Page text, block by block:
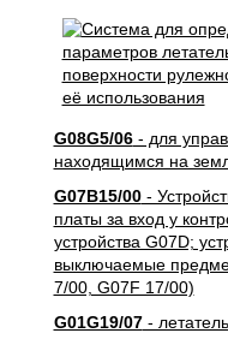
G08G5/06- для
находящимся на
G07B15/00-
платы за вход у
устройства G07D;
выключаемые
7/00, G07F 17/00)
G01G19/07-